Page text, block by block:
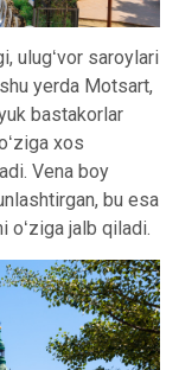
ulugʻvor saroylari
yerda Motsart,
bastakorlar
xos
Vena boy
bu esa
oʻziga jalb qiladi.